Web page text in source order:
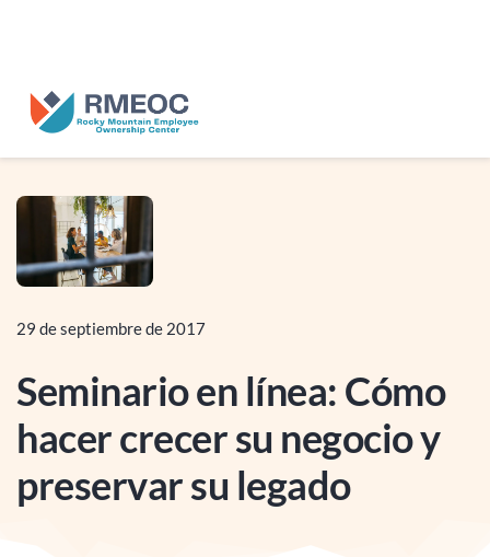
29 de septiembre de 2017
Seminario en línea: Cómo
hacer crecer su negocio y
preservar su legado